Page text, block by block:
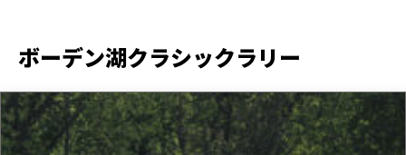
ボーデン湖クラシックラリー